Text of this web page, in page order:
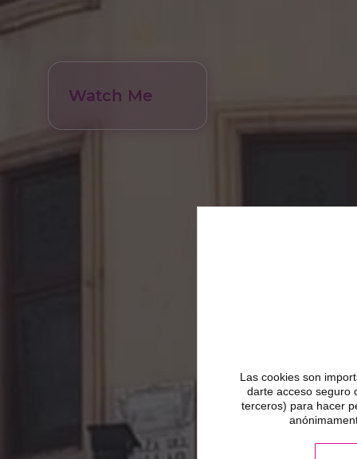
Watch Me
Las cookies son
darte acceso seguro
terceros) para hacer